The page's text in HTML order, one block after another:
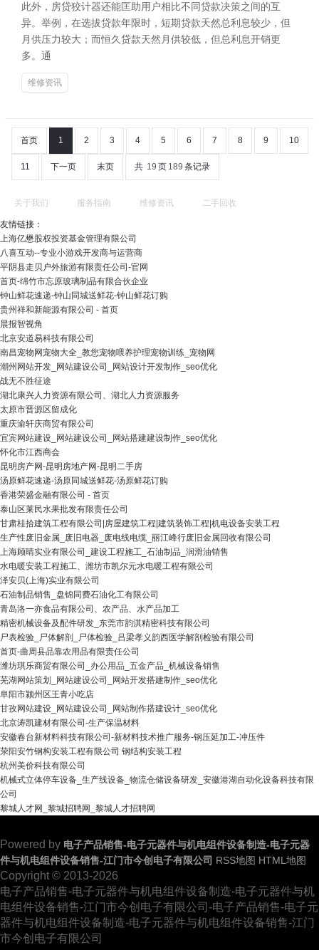
此外，房贷狡计器还能匡助用户相比不同贷款决策之间的互
异。举例，在选拔贷款年限时，短期贷款天然总利息较少，但
月供压力较大；而恒久贷款天然月供较低，但总利息开销更
多。通
维修资讯
首页 1 2 3 4 5 6 7 8 9 10
11 下一页 末页 共 19 页 189 条记录
关于我们 服务指南 维修资讯 二手回收
友情链接：
上海亿懋股权投资基金管理有限公司
八喜互动--专业小游戏开发商与运营商
平阴县走贝户外旅游有限责任公司-官网
首页-绵竹市忘原玻璃制品有限合伙企业
钟山鲜花速递-钟山同城送鲜花-钟山鲜花订购
贵州祥和新能源有限公司 - 首页
晨报智视角
北京安道易科技有限公司
南昌宠物网宠物大全_教您宠物喂养护理宠物训练_宠物网
潮州网站开发_网站建设公司_网站设计开发制作_seo优化
战无不胜征途
湖北康兴人力资源有限公司、湖北人力资源服务
太原市晋源区留成化
重庆渝轩庆商贸有限公司
宜宾网站建设_网站建设公司_网站搭建建设制作_seo优化
怀化市江西商会
昆明房产网-昆明房地产网-昆明二手房
汤原鲜花速递-汤原同城送鲜花-汤原鲜花订购
香港荣盛金融有限公司 - 首页
泰山区莱民水果批发有限责任公司
甘肃桂拾建筑工程有限公司|房屋建筑工程|建筑装饰工程|机电设备安装工程
生产性废旧金属_废旧电器_废电线电缆_丽江峰行废旧金属回收有限公司
上海顾晴实业有限公司_建设工程施工_石油制品_润滑油销售
水电暖安装工程施工、潍坊市凯尔元水电暖工程有限公司
泽安贝(上海)实业有限公司
石油制品销售_盘锦同费石油化工有限公司
青岛洛一亦食品有限公司、农产品、水产品加工
精密机械设备及配件研发_东莞市韵淇精密科技有限公司
尸表检验_尸体解剖_尸体检验_吕梁孝义韵西医学解剖检验有限公司
首页-曲周县品靠农用品有限责任公司
潍坊琪乐商贸有限公司_办公用品_五金产品_机械设备销售
芜湖网站策划_网站建设公司_网站开发搭建制作_seo优化
阜阳市颍州区王青小吃店
甘孜网站建设_网站建设公司_网站制作搭建设计_seo优化
北京涛凯建材有限公司-生产保温材料
安徽春台新材料科技有限公司-新材料技术推广服务-钢压延加工-冲压件
荥阳安竹钢构安装工程有限公司 钢结构安装工程
杭州美价科技有限公司
机械式立体停车设备_生产线设备_物流仓储设备研发_安徽港湖自动化设备科技有限
公司
黎城人才网_黎城招聘网_黎城人才招聘网
Powered by 电子产品销售-电子元器件与机电组件设备制造-电子元器
件与机电组件设备销售-江门市今创电子有限公司 RSS地图 HTML地图
Copyright © 2013-2026
电子产品销售-电子元器件与机电组件设备制造-电子元器件与机
电组件设备销售-江门市今创电子有限公司-电子产品销售-电子元
器件与机电组件设备制造-电子元器件与机电组件设备销售-江门
市今创电子有限公司